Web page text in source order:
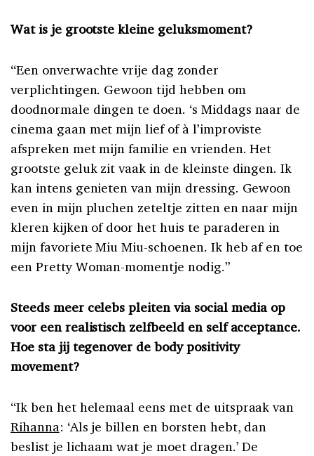
Wat is je grootste kleine geluksmoment?
“Een onverwachte vrije dag zonder
verplichtingen. Gewoon tijd hebben om
doodnormale dingen te doen. ‘s Middags naar de
cinema gaan met mijn lief of à l’improviste
afspreken met mijn familie en vrienden. Het
grootste geluk zit vaak in de kleinste dingen. Ik
kan intens genieten van mijn dressing. Gewoon
even in mijn pluchen zeteltje zitten en naar mijn
kleren kijken of door het huis te paraderen in
mijn favoriete Miu Miu-schoenen. Ik heb af en toe
een Pretty Woman-momentje nodig.”
Steeds meer celebs pleiten via social media op
voor een realistisch zelfbeeld en self acceptance.
Hoe sta jij tegenover de body positivity
movement?
“Ik ben het helemaal eens met de uitspraak van
Rihanna: ‘Als je billen en borsten hebt, dan
beslist je lichaam wat je moet dragen.’ De